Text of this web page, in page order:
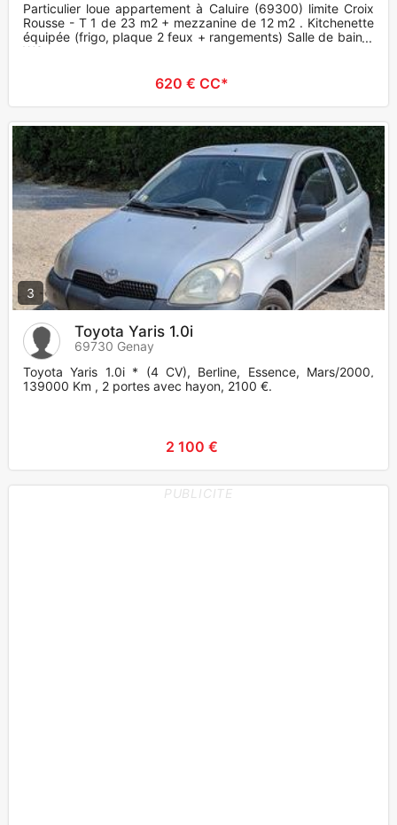
Particulier loue appartement à Caluire (69300) limite Croix
Rousse - T 1 de 23 m2 + mezzanine de 12 m2 . Kitchenette
équipée (frigo, plaque 2 feux + rangements) Salle de bain +
WC
620 € CC*
3
Toyota Yaris 1.0i
69730 Genay
Toyota Yaris 1.0i * (4 CV), Berline, Essence, Mars/2000,
139000 Km , 2 portes avec hayon, 2100 €.
2 100 €
PUBLICITE